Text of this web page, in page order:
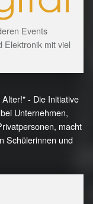
Events
Elektronik mit viel
- Die Initiative
Unternehmen,
macht
Schülerinnen und